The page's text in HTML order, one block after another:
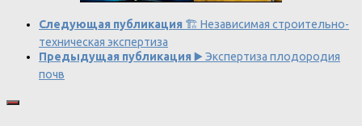
Следующая публикация 🏗️ Независимая строительно-
техническая экспертиза
Предыдущая публикация ▶️ Экспертиза плодородия
почв